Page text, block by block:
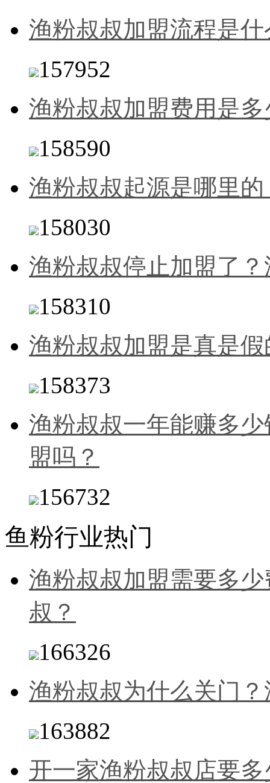
渔粉叔叔加盟流程是
157952
渔粉叔叔加盟费用是
158590
渔粉叔叔起源是哪里
158030
渔粉叔叔停止加盟了
158310
渔粉叔叔加盟是真是
158373
渔粉叔叔一年能赚多
盟吗？
156732
鱼粉行业热门
渔粉叔叔加盟需要多
叔？
166326
渔粉叔叔为什么关门
163882
开一家渔粉叔叔店要